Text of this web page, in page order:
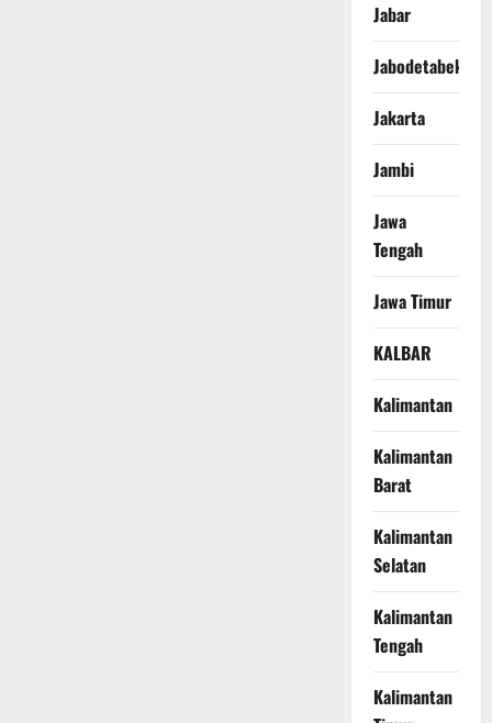
Jabar
Jabodetabek
Jakarta
Jambi
Jawa
Tengah
Jawa Timur
KALBAR
Kalimantan
Kalimantan
Barat
Kalimantan
Selatan
Kalimantan
Tengah
Kalimantan